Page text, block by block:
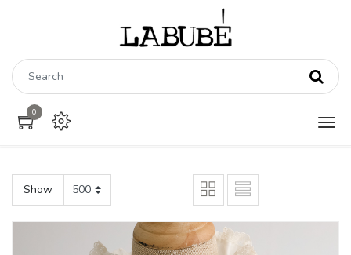
0
Show